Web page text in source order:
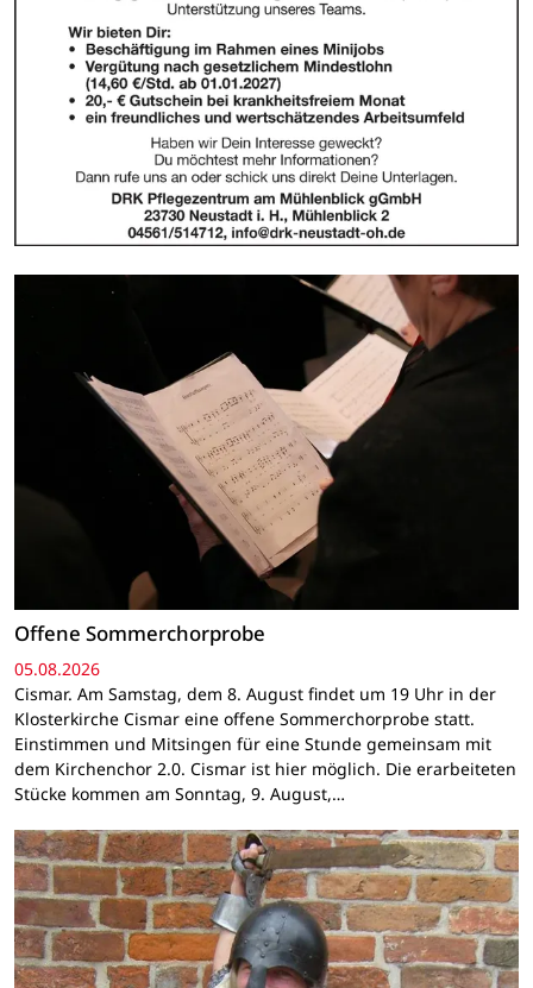
Offene Sommerchorprobe
05.08.2026
Cismar. Am Samstag, dem 8. August findet um 19 Uhr in der
Klosterkirche Cismar eine offene Sommerchorprobe statt.
Einstimmen und Mitsingen für eine Stunde gemeinsam mit
dem Kirchenchor 2.0. Cismar ist hier möglich. Die erarbeiteten
Stücke kommen am Sonntag, 9. August,…